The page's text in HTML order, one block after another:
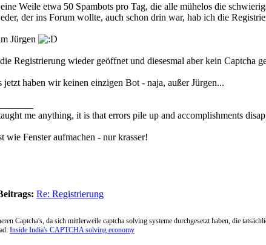
Weile etwa 50 Spambots pro Tag, die alle mühelos die
der ins Forum wollte, auch schon drin war, hab ich die
Jürgen
Registrierung wieder geöffnet und diesesmal aber kein Captcha
jetzt haben wir keinen einzigen Bot - naja, außer Jürgen...
me anything, it is that errors pile up and accomplishments
wie Fenster aufmachen - nur krasser!
Re: Registrierung
Captcha's, da sich mittlerweile captcha solving systeme durchgesetzt haben, die
Inside India's CAPTCHA solving economy